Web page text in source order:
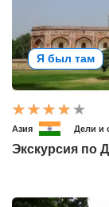
Я был там
Азия Дели и
Экскурсия по